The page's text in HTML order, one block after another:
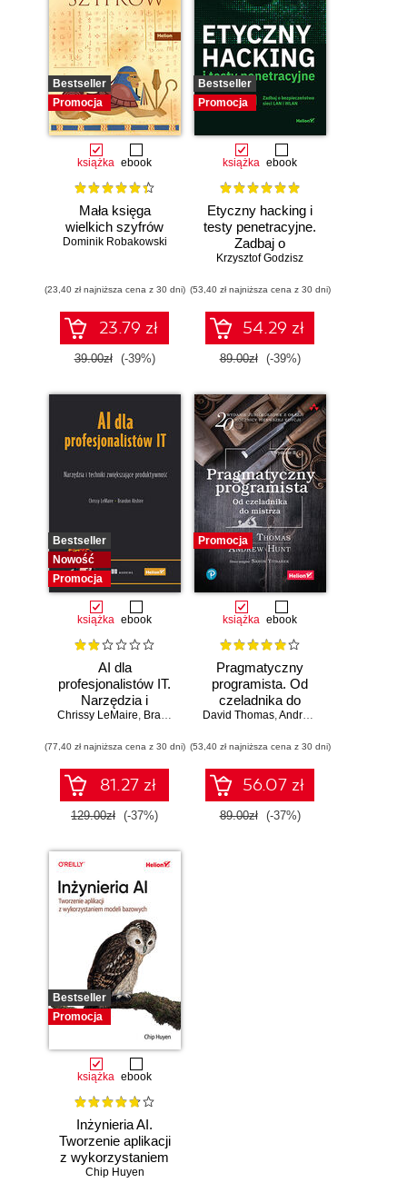
Bestseller
Promocja
książka ebook
Mała księga
wielkich szyfrów
Dominik Robakowski
(23,40 zł najniższa cena z 30 dni)
23.79 zł
39.00zł (-39%)
Bestseller
Promocja
książka ebook
Etyczny hacking i
testy penetracyjne.
Zadbaj o
bezpieczeństwo
Krzysztof Godzisz
(53,40 zł najniższa cena z 30 dni)
54.29 zł
89.00zł (-39%)
Bestseller
Nowość
Promocja
książka ebook
AI dla
profesjonalistów IT.
Narzędzia i
techniki
produktywność
Chrissy LeMaire, Brandon Abshire
(77,40 zł najniższa cena z 30 dni)
81.27 zł
129.00zł (-37%)
Promocja
książka ebook
Pragmatyczny
programista. Od
czeladnika do
mistrza. Wydanie II
David Thomas,Andrew Hunt
(53,40 zł najniższa cena z 30 dni)
56.07 zł
89.00zł (-37%)
Bestseller
Promocja
książka ebook
Inżynieria AI.
Tworzenie aplikacji
z wykorzystaniem
modeli bazowych
Chip Huyen